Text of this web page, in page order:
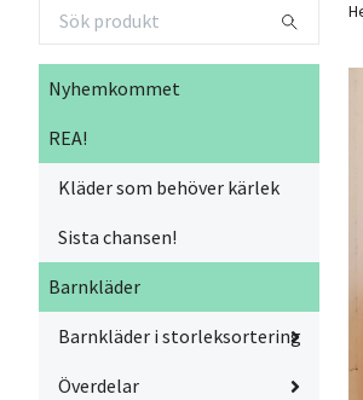
Nyhemkommet
REA!
Kläder som behöver kärlek
Sista chansen!
Barnkläder
Barnkläder i storleksortering
Överdelar